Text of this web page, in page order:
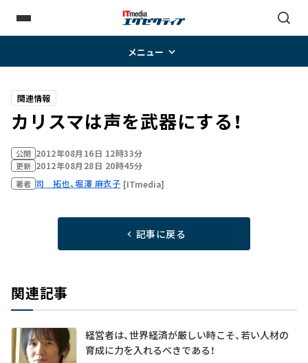
メニュー
関連情報
カリスマは声を武器にする！
公開 2012年08月16日 12時33分
更新 2012年08月28日 20時45分
著者 司 拓也、堀澤 麻衣子 [ITmedia]
記事に戻る
関連記事
経営者は、世界経済が厳しい時こそ、若い人材の
育成に力を入れるべきである！